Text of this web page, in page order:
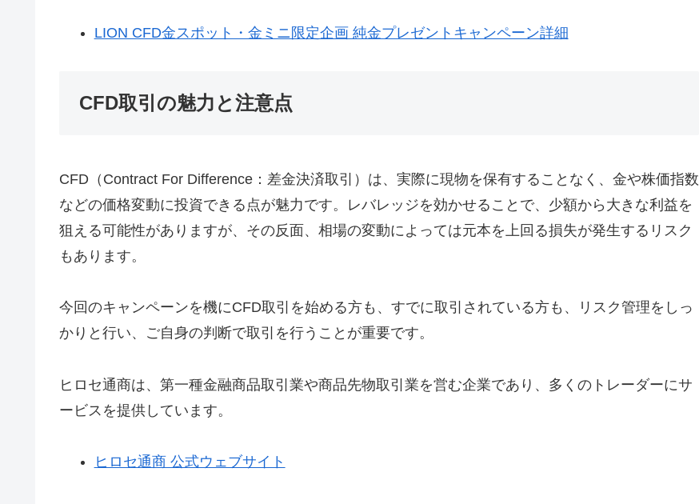
LION CFD金スポット・金ミニ限定企画 純金プレゼントキャンペーン詳細
CFD取引の魅力と注意点
CFD（Contract For Difference：差金決済取引）は、実際に現物を保有することなく、金や株価指数
などの価格変動に投資できる点が魅力です。レバレッジを効かせることで、少額から大きな利益を
狙える可能性がありますが、その反面、相場の変動によっては元本を上回る損失が発生するリスク
もあります。
今回のキャンペーンを機にCFD取引を始める方も、すでに取引されている方も、リスク管理をしっ
かりと行い、ご自身の判断で取引を行うことが重要です。
ヒロセ通商は、第一種金融商品取引業や商品先物取引業を営む企業であり、多くのトレーダーにサ
ービスを提供しています。
ヒロセ通商 公式ウェブサイト